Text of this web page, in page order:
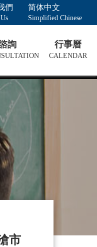
們 简体中文
Simplified Chinese
詢 行事曆
CALENDAR
市